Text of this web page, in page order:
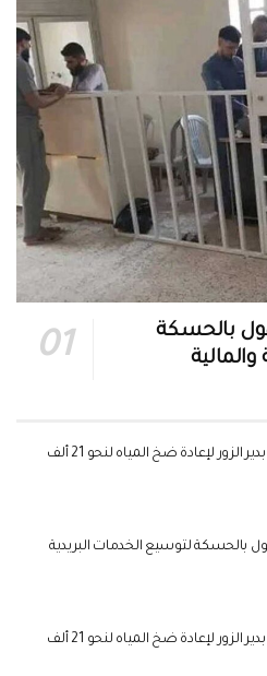
بالحسكة
تأهيل محطة مياه مراط بدير الزور لإعادة ضخ المياه لنحو 21 ألف
بالحسكة لتوسيع الخدمات البريدية
تأهيل محطة مياه مراط بدير الزور لإعادة ضخ المياه لنحو 21 ألف